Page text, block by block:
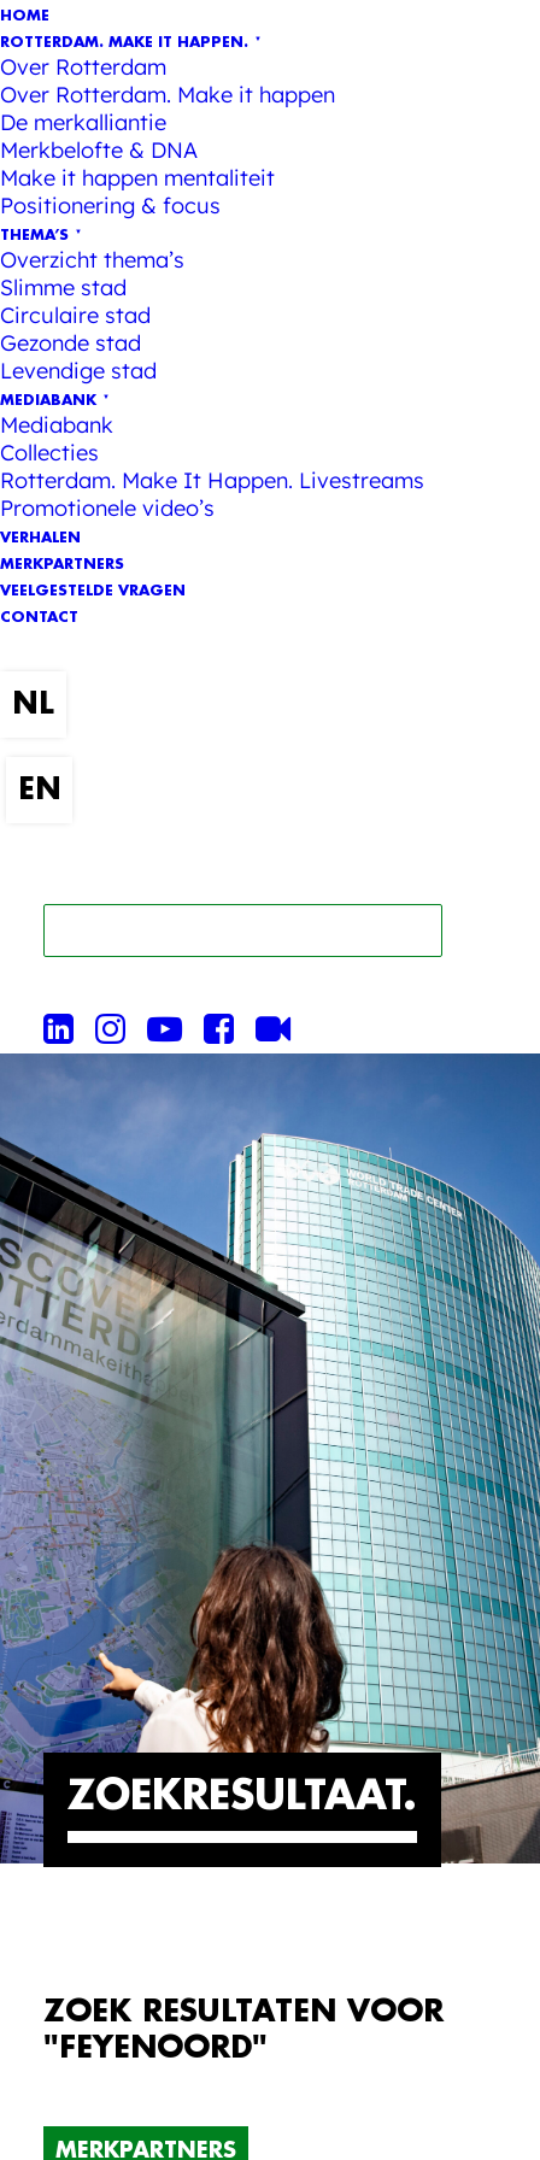
HOME
ROTTERDAM. MAKE IT HAPPEN.
Over Rotterdam
Over Rotterdam. Make it happen
De merkalliantie
Merkbelofte & DNA
Make it happen mentaliteit
Positionering & focus
THEMA’S
Overzicht thema’s
Slimme stad
Circulaire stad
Gezonde stad
Levendige stad
MEDIABANK
Mediabank
Collecties
Rotterdam. Make It Happen. Livestreams
Promotionele video’s
VERHALEN
MERKPARTNERS
VEELGESTELDE VRAGEN
CONTACT
ZOEKRESULTAAT
ZOEK RESULTATEN VOOR
"FEYENOORD"
MERKPARTNERS